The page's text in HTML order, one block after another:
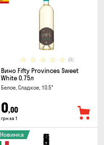
(0)
Вино Fifty Provinces Sweet
White 0.75л
Белое, Сладкое, 10.5°
0,00
грн за 1
Новинка